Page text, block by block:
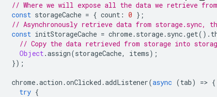
// Where we will expose all the data we retrieve
const storageCache = { count : 0 };
// Asynchronously retrieve data from storage.sync,
const initStorageCache = chrome. storage. sync.get().
// Copy the data retrieved from storage into
Object.assign(storageCache, items);
});
chrome.action .onClicked .addListener(async (tab) => {
try {